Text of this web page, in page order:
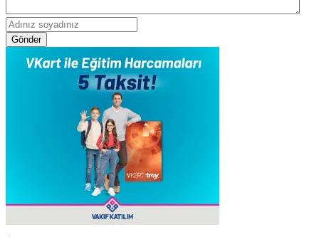
Gönder